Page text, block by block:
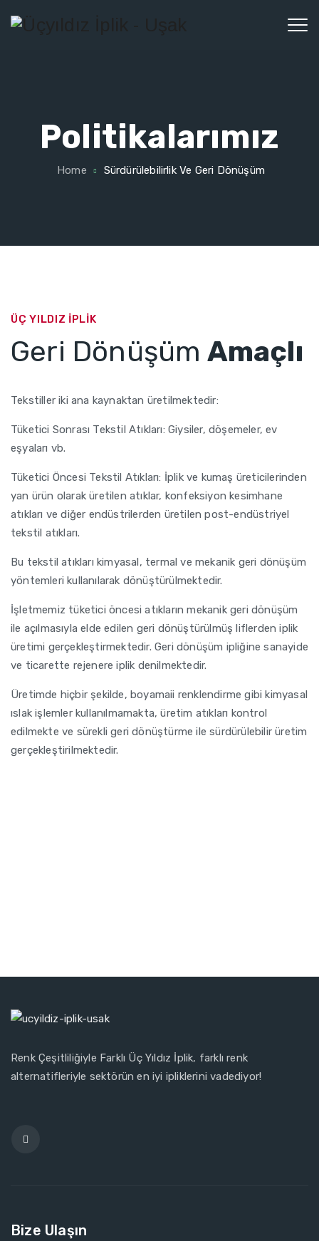
Politikalarımız
Home Sürdürülebilirlik Ve Geri Dönüşüm
ÜÇ YILDIZ İPLIK
Geri Dönüşüm Amaçlı
Tekstiller iki ana kaynaktan üretilmektedir:
Tüketici Sonrası Tekstil Atıkları: Giysiler, döşemeler, ev
eşyaları vb.
Tüketici Öncesi Tekstil Atıkları: İplik ve kumaş üreticilerinden
yan ürün olarak üretilen atıklar, konfeksiyon kesimhane
atıkları ve diğer endüstrilerden üretilen post-endüstriyel
tekstil atıkları.
Bu tekstil atıkları kimyasal, termal ve mekanik geri dönüşüm
yöntemleri kullanılarak dönüştürülmektedir.
İşletmemiz tüketici öncesi atıkların mekanik geri dönüşüm
ile açılmasıyla elde edilen geri dönüştürülmüş liflerden iplik
üretimi gerçekleştirmektedir. Geri dönüşüm ipliğine sanayide
ve ticarette rejenere iplik denilmektedir.
Üretimde hiçbir şekilde, boyamaii renklendirme gibi kimyasal
ıslak işlemler kullanılmamakta, üretim atıkları kontrol
edilmekte ve sürekli geri dönüştürme ile sürdürülebilir üretim
gerçekleştirilmektedir.
Renk Çeşitliliğiyle Farklı Üç Yıldız İplik, farklı renk
alternatifleriyle sektörün en iyi ipliklerini vadediyor!
Bize Ulaşın